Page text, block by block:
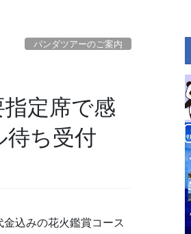
パンダツアーのご案内
定席で感
待ち受付
金込みの花火鑑賞コース